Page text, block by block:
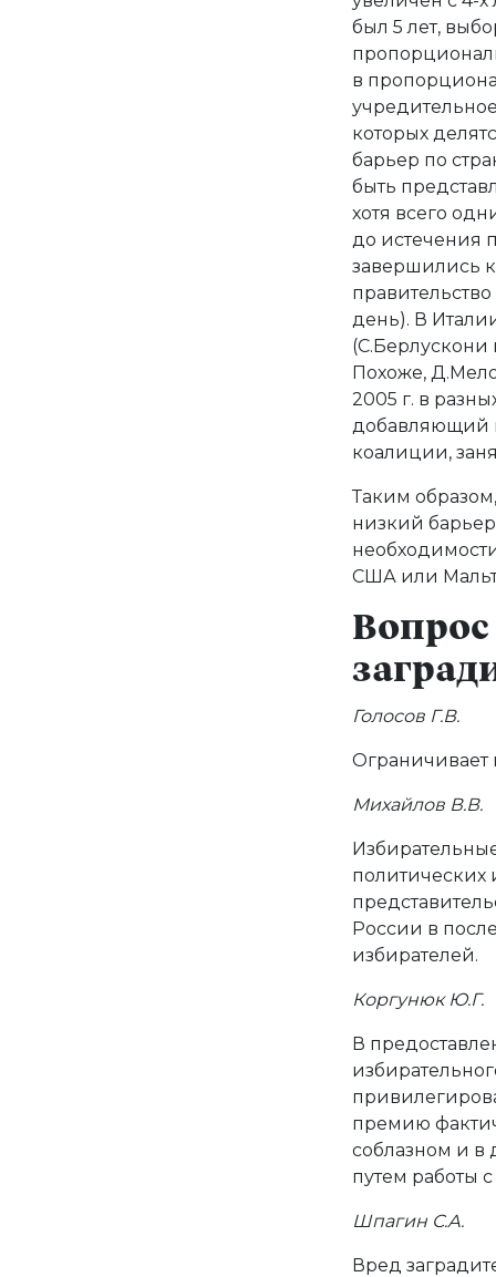
был 5 лет,
в
которых
барьер по
быть
хотя всего
до истечения
завершились
день). В
(С.Берлускони
Похоже,
2005 г. в
добавляющий
коалиции,
Таким
низкий барьер
США или
Вопрос
Голосов Г.В.
Ограничивает
Михайлов В.В.
политических
России в
избирателей.
Коргунюк Ю.Г.
В
премию
соблазном и в
путем работы
Шпагин С.А.
Вред